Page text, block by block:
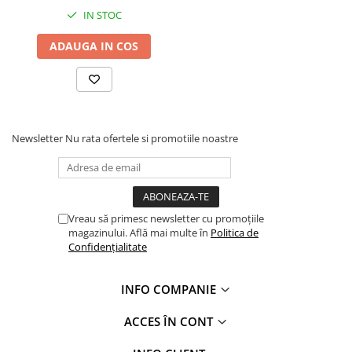
Reparare Beton, Subturnări și
Ancorări
Mortare Speciale
Profile Decorative
Ancadramente Uși și Ferestre
Solbancuri / Pervaze
Brâuri Decorative
Scafe pentru Led
IN STOC
ADAUGA IN COS
Newsletter Nu rata ofertele si promotiile noastre
Vreau să primesc newsletter cu promoțiile
magazinului. Află mai multe în Politica de
Confidențialitate
INFO COMPANIE
ACCES ÎN CONT